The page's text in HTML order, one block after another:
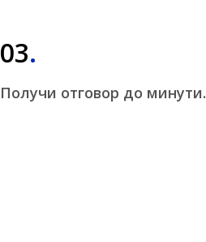
03.
Получи отговор до минути.